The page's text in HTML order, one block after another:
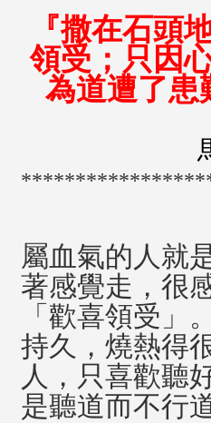
『撒在石頭
領受；只因
為道遭了患
屬血氣的人就
著感覺走，很
「歡喜領受」
持久，燒熱得
人，只喜歡聽
是聽道而不行